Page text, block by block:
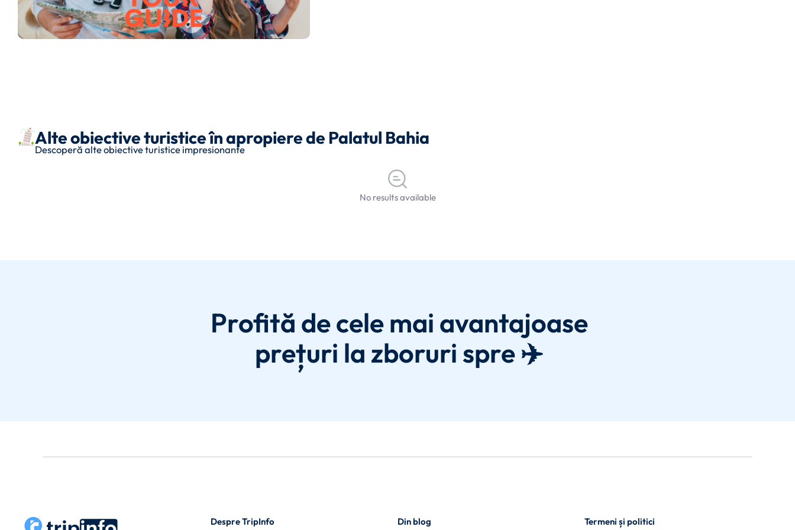
Alte obiective turistice în apropiere de Palatul Bahia
Descoperă alte obiective turistice impresionante
No results available
Profită de cele mai avantajoase
prețuri la zboruri spre ✈️
Despre TripInfo Din blog Termeni și politici